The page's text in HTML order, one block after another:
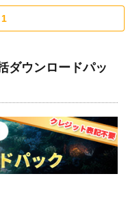
1
ダウンロードパッ